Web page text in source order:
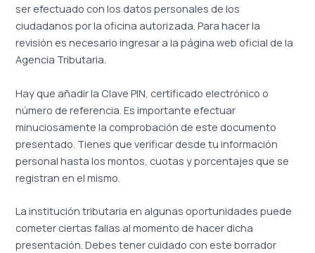
ser efectuado con los datos personales de los
ciudadanos por la oficina autorizada. Para hacer la
revisión es necesario ingresar a la página web oficial de la
Agencia Tributaria.
Hay que añadir la Clave PIN, certificado electrónico o
número de referencia. Es importante efectuar
minuciosamente la comprobación de este documento
presentado. Tienes que verificar desde tu información
personal hasta los montos, cuotas y porcentajes que se
registran en el mismo.
La institución tributaria en algunas oportunidades puede
cometer ciertas fallas al momento de hacer dicha
presentación. Debes tener cuidado con este borrador